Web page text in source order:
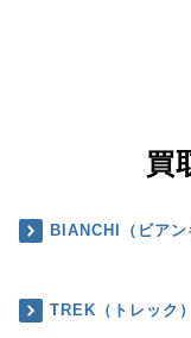
買
BIANCHI（ビアン
TREK（トレック）